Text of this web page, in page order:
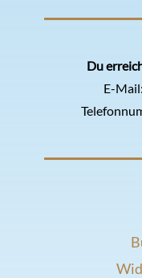
Du
E-Mail: